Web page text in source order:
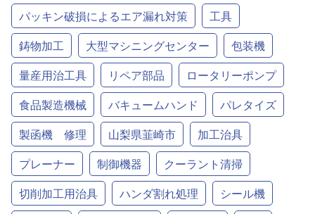
パッキン破損によるエア漏れ対策
工具
鋳物加工
大型マシニングセンター
包装機
量産用治工具
リペア部品
ロータリーポンプ
食品製造機械
バキュームハンド
パレタイズ
製函機 修理
山梨県韮崎市
加工治具
プレーナー
制御機器
クーラント清掃
切削加工用治具
ハンダ割れ処理
シール機